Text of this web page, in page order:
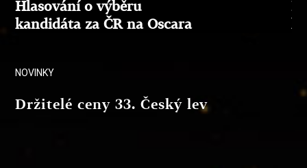
Hlasování o výběru
kandidáta za ČR na Oscara
NOVINKY
Držitelé ceny 33. Český lev